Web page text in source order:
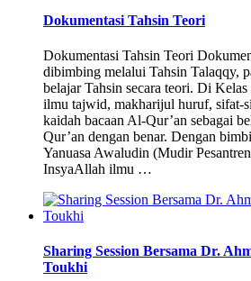
Dokumentasi Tahsin Teori
Dokumentasi Tahsin Teori
dibimbing melalui Tahsin Talaqqy,
belajar Tahsin secara teori. Di
ilmu tajwid, makharijul huruf, sifat-
kaidah bacaan Al-Qur’an sebagai
Qur’an dengan benar. Dengan
Yanuasa Awaludin (Mudir
InsyaAllah ilmu …
Sharing Session Bersama Dr.
Toukhi